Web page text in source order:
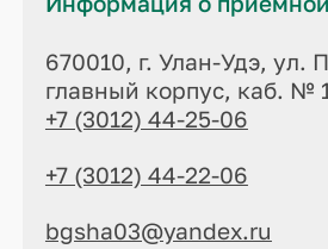
670010, г. Улан-Удэ, ул.
главный корпус, каб. №
+7 (3012) 44-25-06
+7 (3012) 44-22-06
bgsha03@yandex.ru